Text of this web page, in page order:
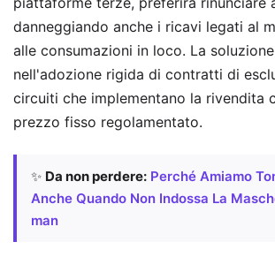
danneggiando anche i ricavi legati al
alle consumazioni in loco. La
nell'adozione rigida di contratti di
circuiti che implementano la rivendita
prezzo fisso regolamentato.
✨ Da non perdere: Perché Amiamo
Anche Quando Non Indossa La
man